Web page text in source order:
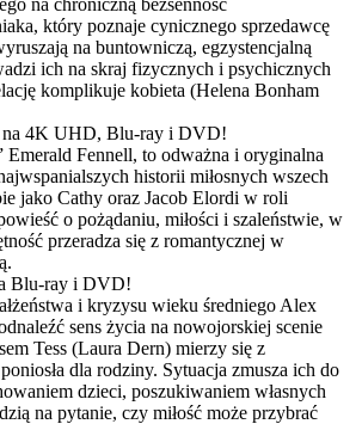
na chroniczną bezsenność
który poznaje cynicznego sprzedawcę
na buntowniczą, egzystencjalną
ich na skraj fizycznych i psychicznych
komplikuje kobieta (Helena Bonham
na 4K UHD, Blu-ray i DVD!
Emerald Fennell, to odważna i oryginalna
historii miłosnych wszech
jako Cathy oraz Jacob Elordi w roli
o pożądaniu, miłości i szaleństwie, w
przeradza się z romantycznej w
Blu-ray i DVD!
i kryzysu wieku średniego Alex
sens życia na nowojorskiej scenie
Tess (Laura Dern) mierzy się z
dla rodziny. Sytuacja zmusza ich do
dzieci, poszukiwaniem własnych
na pytanie, czy miłość może przybrać